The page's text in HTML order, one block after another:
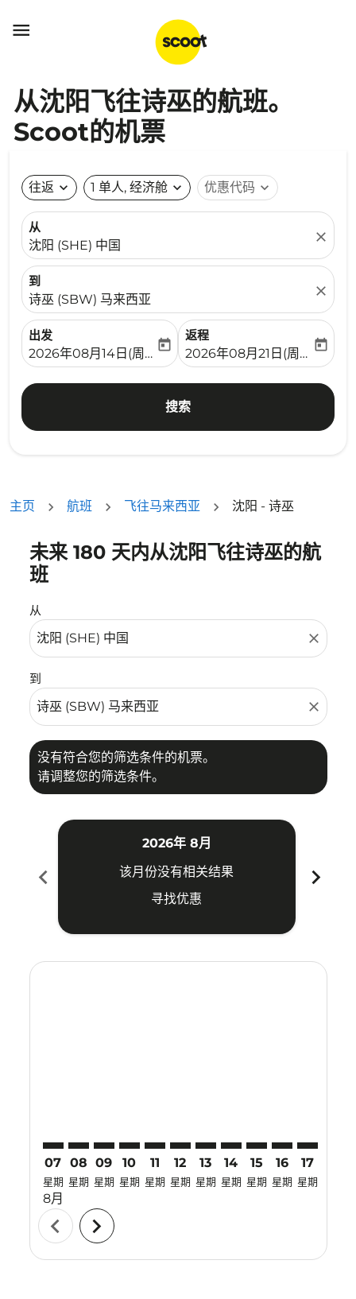

从沈阳飞往诗巫的航班。
Scoot的机票
往返 expand_more 1 单人, 经济舱 expand_more 优惠代码 expand_more
从
沈阳 (SHE) 中国
close
到
诗巫 (SBW) 马来西亚
close
出发
fc-booking-departure-date-aria-label
2026年08月14日(周五)
today
返程
fc-booking-return-date-
2026年08月21日(周五)
today
搜索
主页 航班 飞往马来西亚 沈阳 - 诗巫
未来 180 天内从沈阳飞往诗巫的航
班
从
close
到
close
没有符合您的筛选条件的机票。
请调整您的筛选条件。
没有符合您的筛选条件的机票。请调整您的筛选条件。
chevron_left
2026年 8月
该月份没有相关结果
寻找优惠
chevron_right
07
星期
8月
08
星期
09
星期
10
星期
11
星期
12
星期
13
星期
14
星期
15
星期
16
星期
17
星期
chevron_left chevron_right